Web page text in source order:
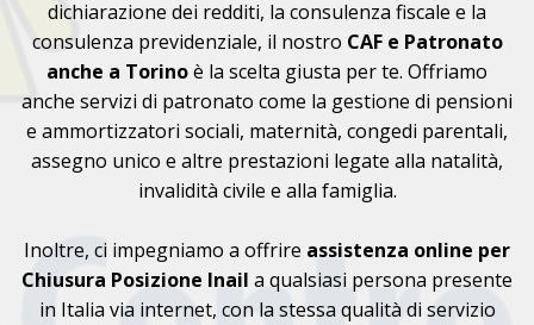
dichiarazione dei redditi, la consulenza fiscale e la
consulenza previdenziale, il nostro CAF e Patronato
anche a Torinoè la scelta giusta per te. Offriamo
anche servizi di patronato come la gestione di pensioni
e ammortizzatori sociali, maternità, congedi parentali,
assegno unico e altre prestazioni legate alla natalità,
invalidità civile e alla famiglia.
Inoltre, ci impegniamo a offrire assistenza online per
Chiusura Posizione Inail a qualsiasi persona presente
in Italia via internet, con la stessa qualità di servizio